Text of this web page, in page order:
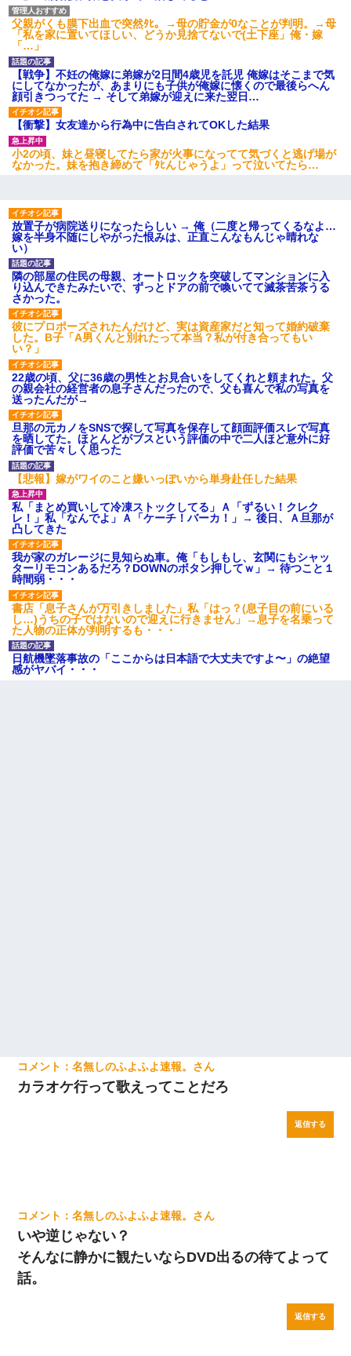
父親がくも膜下出血で突然ﾀﾋ。→母の貯金が0なことが判明。→母
「私を家に置いてほしい、どうか見捨てないで(土下座」俺・嫁
「…」
【戦争】不妊の俺嫁に弟嫁が2日間4歳児を託児 俺嫁はそこまで気
にしてなかったが、あまりにも子供が俺嫁に懐くので最後らへん
顔引きつってた → そして弟嫁が迎えに来た翌日…
【衝撃】女友達から行為中に告白されてOKした結果
小2の頃、妹と昼寝してたら家が火事になってて気づくと逃げ場が
なかった。妹を抱き締めて「ﾀﾋんじゃうよ」って泣いてたら…
放置子が病院送りになったらしい → 俺（二度と帰ってくるなよ…
嫁を半身不随にしやがった恨みは、正直こんなもんじゃ晴れな
い）
隣の部屋の住民の母親、オートロックを突破してマンションに入
り込んできたみたいで、ずっとドアの前で喚いてて滅茶苦茶うる
さかった。
彼にプロポーズされたんだけど、実は資産家だと知って婚約破棄
した。B子「A男くんと別れたって本当？私が付き合ってもい
い？」
22歳の頃、父に36歳の男性とお見合いをしてくれと頼まれた。父
の親会社の経営者の息子さんだったので、父も喜んで私の写真を
送ったんだが→
旦那の元カノをSNSで探して写真を保存して顔面評価スレで写真
を晒してた。ほとんどがブスという評価の中で二人ほど意外に好
評価で苦々しく思った
【悲報】嫁がワイのこと嫌いっぽいから単身赴任した結果
私「まとめ買いして冷凍ストックしてる」Ａ「ずるい！クレク
レ！」私「なんでよ」Ａ「ケーチ！バーカ！」→ 後日、Ａ旦那が
凸してきた
我が家のガレージに見知らぬ車。俺「もしもし、玄関にもシャッ
ターリモコンあるだろ？DOWNのボタン押してｗ」→ 待つこと１
時間弱・・・
書店「息子さんが万引きしました」私「はっ？(息子目の前にいる
し…)うちの子ではないので迎えに行きません」→息子を名乗って
た人物の正体が判明するも・・・
日航機墜落事故の「ここからは日本語で大丈夫ですよ〜」の絶望
感がヤバイ・・・
名無しのふよふよ速報。
カラオケ行って歌えってことだろ
返信する
名無しのふよふよ速報。
いや逆じゃない？
そんなに静かに観たいならDVD出るの待てよって
話。
返信する